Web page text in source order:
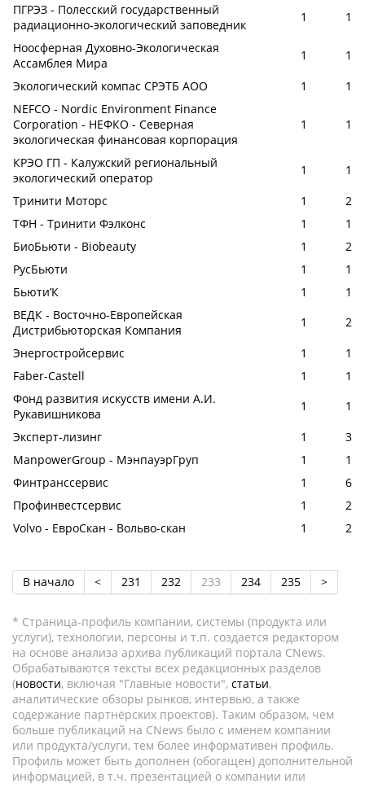
ПГРЭЗ - Полесский государственный
радиационно-экологический заповедник
1
1
Ноосферная Духовно-Экологическая
Ассамблея Мира
1
1
Экологический компас СРЭТБ АОО
1
1
NEFCO - Nordic Environment Finance
Corporation - НЕФКО - Северная
экологическая финансовая корпорация
1 1
КРЭО ГП - Калужский региональный
экологический оператор
1
1
Тринити Моторс
1
2
ТФН - Тринити Фэлконс
1
1
БиоБьюти - Biobeauty
1
2
РусБьюти
1
1
Бьюти’К
1
1
ВЕДК - Восточно-Европейская
Дистрибьюторская Компания
1
2
Энергостройсервис
1
1
Faber-Castell
1
1
Фонд развития искусств имени А.И.
Рукавишникова
1
1
Эксперт-лизинг
1
3
ManpowerGroup - МэнпауэрГруп
1
1
Финтранссервис
1
6
Профинвестсервис
1
2
Volvo - ЕвроСкан - Вольво-скан
1 2
В начало < 231 232 233 234 235 >
* Страница-профиль компании, системы (продукта или
услуги), технологии, персоны и т.п. создается редактором
на основе анализа архива публикаций портала CNews.
Обрабатываются тексты всех редакционных разделов
(новости, включая "Главные новости", статьи,
аналитические обзоры рынков, интервью, а также
содержание партнёрских проектов). Таким образом, чем
больше публикаций на CNews было с именем компании
или продукта/услуги, тем более информативен профиль.
Профиль может быть дополнен (обогащен) дополнительной
информацией, в т.ч. презентацией о компании или